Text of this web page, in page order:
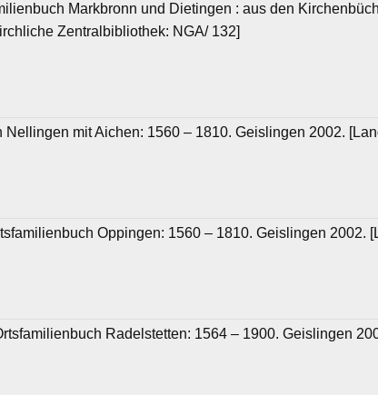
Markbronn und Dietingen : aus den
Zentralbibliothek: NGA/ 132]
Nellingen mit Aichen: 1560 – 1810. Geislingen 2002.
Oppingen: 1560 – 1810. Geislingen 2002.
Radelstetten: 1564 – 1900. Geislingen